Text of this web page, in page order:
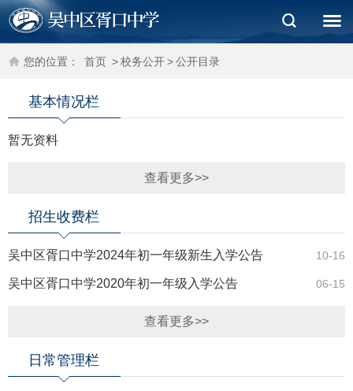
您的位置： 首页 >校务公开>公开目录
基本情况栏
暂无资料
查看更多>>
招生收费栏
10-16
吴中区胥口中学2024年初一年级新生入学公告
06-15
吴中区胥口中学2020年初一年级入学公告
查看更多>>
日常管理栏